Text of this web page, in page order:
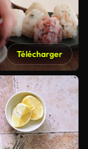
Télécharger